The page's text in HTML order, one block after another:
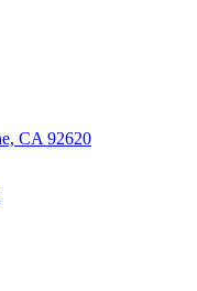
CA 92620